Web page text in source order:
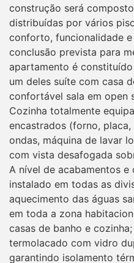
construção será
distribuídas por vários
conforto, funcionalidade
conclusão prevista para
apartamento é
um deles suíte com casa
confortável sala em open
Cozinha totalmente
encastrados (forno,
ondas, máquina de lavar
com vista desafogada
A nível de acabamentos
instalado em todas as
aquecimento das águas
em toda a zona
casas de banho e
termolacado com vidro
garantindo isolamento